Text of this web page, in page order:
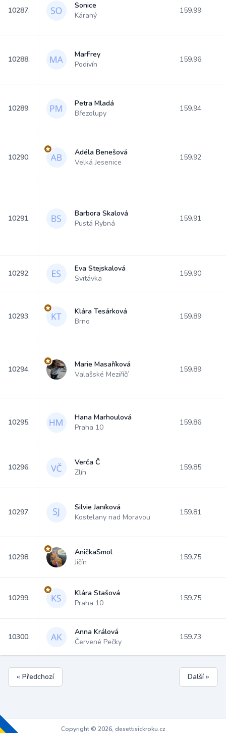
10287.
Sonice
Káraný
159.99
10288.
MarFrey
Podivín
159.96
10289.
Petra Mladá
Březolupy
159.94
10290.
Adéla Benešová
Velká Jesenice
159.92
10291.
Barbora Skalová
Pustá Rybná
159.91
10292.
Eva Stejskalová
Svitávka
159.90
10293.
Klára Tesárková
Brno
159.89
10294.
Marie Masaříková
Valašské Meziříčí
159.89
10295.
Hana Marhoulová
Praha 10
159.86
10296.
Verča Č
Zlín
159.85
10297.
Silvie Janíková
Kostelany nad Moravou
159.81
10298.
AničkaSmol
Jičín
159.75
10299.
Klára Stašová
Praha 10
159.75
10300.
Anna Králová
Červené Pečky
159.73
« Předchozí Další »
Copyright © 2026, desettisickroku.cz